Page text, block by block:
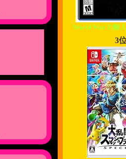
World War Z(輸
3